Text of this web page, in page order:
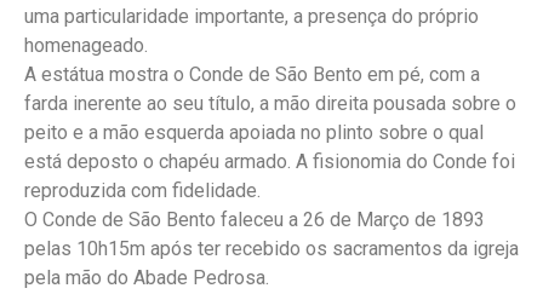
uma particularidade importante, a presença do próprio
homenageado.
A estátua mostra o Conde de São Bento em pé, com a
farda inerente ao seu título, a mão direita pousada sobre o
peito e a mão esquerda apoiada no plinto sobre o qual
está deposto o chapéu armado. A fisionomia do Conde foi
reproduzida com fidelidade.
O Conde de São Bento faleceu a 26 de Março de 1893
pelas 10h15m após ter recebido os sacramentos da igreja
pela mão do Abade Pedrosa.